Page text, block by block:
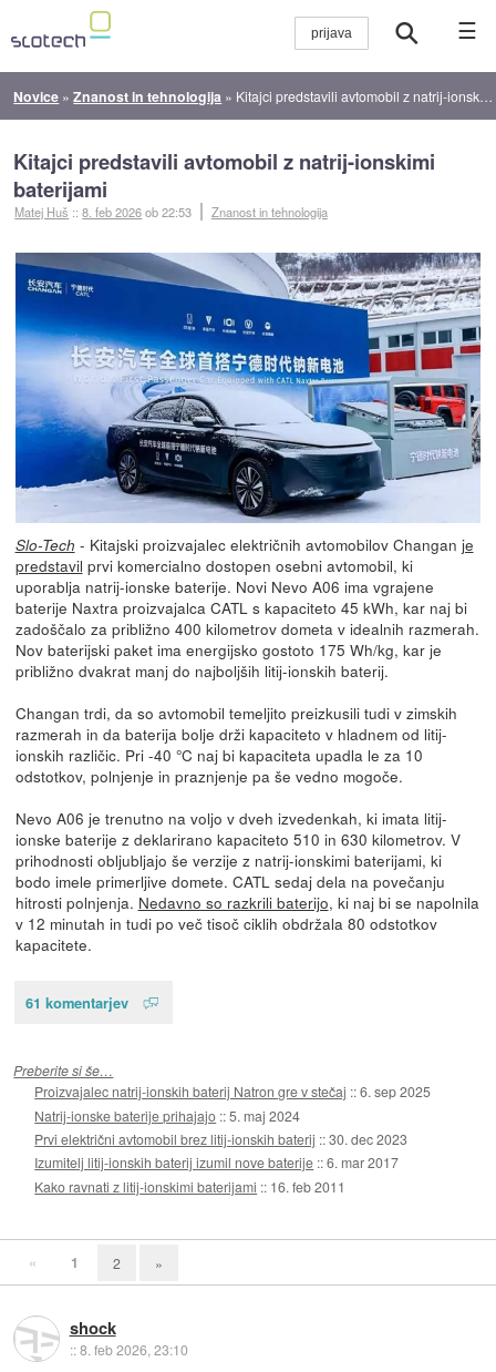
☰
Novice »Znanost in tehnologija » Kitajci predstavili avtomobil z natrij-ionskimi baterijami
Kitajci predstavili avtomobil z natrij-ionskimi
baterijami
Matej Huš ::8. feb 2026ob 22:53 Znanost in tehnologija
Slo-Tech - Kitajski proizvajalec električnih avtomobilov Changan je
predstavil prvi komercialno dostopen osebni avtomobil, ki
uporablja natrij-ionske baterije. Novi Nevo A06 ima vgrajene
baterije Naxtra proizvajalca CATL s kapaciteto 45 kWh, kar naj bi
zadoščalo za približno 400 kilometrov dometa v idealnih razmerah.
Nov baterijski paket ima energijsko gostoto 175 Wh/kg, kar je
približno dvakrat manj do najboljših litij-ionskih baterij.
Changan trdi, da so avtomobil temeljito preizkusili tudi v zimskih
razmerah in da baterija bolje drži kapaciteto v hladnem od litij-
ionskih različic. Pri -40 °C naj bi kapaciteta upadla le za 10
odstotkov, polnjenje in praznjenje pa še vedno mogoče.
Nevo A06 je trenutno na voljo v dveh izvedenkah, ki imata litij-
ionske baterije z deklarirano kapaciteto 510 in 630 kilometrov. V
prihodnosti obljubljajo še verzije z natrij-ionskimi baterijami, ki
bodo imele primerljive domete. CATL sedaj dela na povečanju
hitrosti polnjenja. Nedavno so razkrili baterijo, ki naj bi se napolnila
v 12 minutah in tudi po več tisoč ciklih obdržala 80 odstotkov
kapacitete.
61 komentarjev
Preberite si še…
Proizvajalec natrij-ionskih baterij Natron gre v stečaj ::6. sep 2025
Natrij-ionske baterije prihajajo ::5. maj 2024
Prvi električni avtomobil brez litij-ionskih baterij ::30. dec 2023
Izumitelj litij-ionskih baterij izumil nove baterije ::6. mar 2017
Kako ravnati z litij-ionskimi baterijami :: 16. feb 2011
« 1 2 »
shock
::8. feb 2026, 23:10